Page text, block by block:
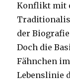
Konflikt mit
der
Doch die
Fähnchen
Lebenslinie